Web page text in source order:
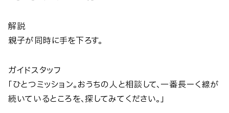
解説
親子が同時に手を下ろす。
ガイドスタッフ
「ひとつミッション。おうちの人と相談して、一番長ーく線が
続いているところを、探してみてください。」